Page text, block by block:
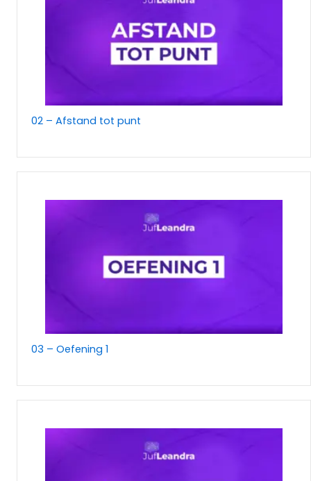
02 – Afstand tot punt
03 – Oefening 1